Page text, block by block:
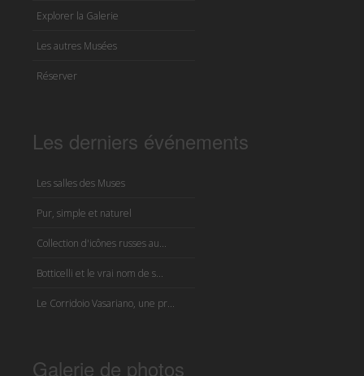
Explorer la Galerie
Les autres Musées
Réserver
Les derniers événements
Les salles des Muses
Pur, simple et naturel
Collection d'icônes russes au...
Botticelli et le vrai nom de s...
Le Corridoio Vasariano, une pr...
Galerie de photos